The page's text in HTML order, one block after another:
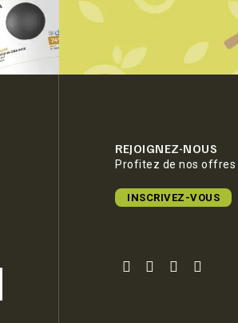
REJOIGNEZ-NOUS
Profitez de nos offres
INSCRIVEZ-VOUS